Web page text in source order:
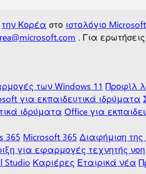
την Κορέα στο ιστολόγιο
Για
των Windows 11 Προφίλ
για εκπαιδευτικά ιδρύματα
ιδρύματα Office για
365 Microsoft 365 Διαφήμιση της
για εφαρμογές τεχνητής
Studio Καριέρες Εταιρικά νέα